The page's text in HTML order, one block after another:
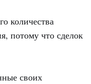
количества
потому что сделок
своих